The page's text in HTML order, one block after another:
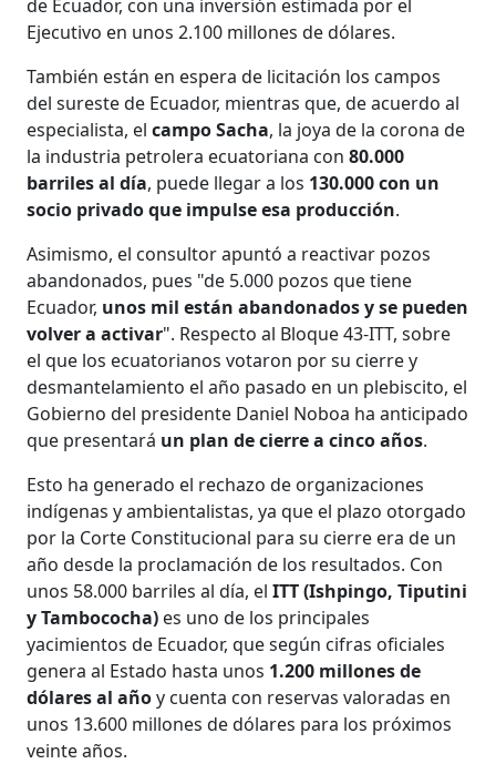
de Ecuador, con una inversión estimada por el
Ejecutivo en unos 2.100 millones de dólares.
También están en espera de licitación los campos
del sureste de Ecuador, mientras que, de acuerdo al
especialista, elcampo Sacha, la joya de la corona de
la industria petrolera ecuatoriana con80.000
barriles al día, puede llegar a los 130.000 con un
socio privado que impulse esa producción.
Asimismo, el consultor apuntó a reactivar pozos
abandonados, pues "de 5.000 pozos que tiene
Ecuador, unos mil están abandonados y se pueden
volver a activar". Respecto al Bloque 43-ITT, sobre
el que los ecuatorianos votaron por su cierre y
desmantelamiento el año pasado en un plebiscito, el
Gobierno del presidente Daniel Noboa ha anticipado
que presentará un plan de cierre a cinco años.
Esto ha generado el rechazo de organizaciones
indígenas y ambientalistas, ya que el plazo otorgado
por la Corte Constitucional para su cierre era de un
año desde la proclamación de los resultados. Con
unos 58.000 barriles al día, elITT (Ishpingo, Tiputini
y Tambococha) es uno de los principales
yacimientos de Ecuador, que según cifras oficiales
genera al Estado hasta unos 1.200 millones de
dólares al añoy cuenta con reservas valoradas en
unos 13.600 millones de dólares para los próximos
veinte años.